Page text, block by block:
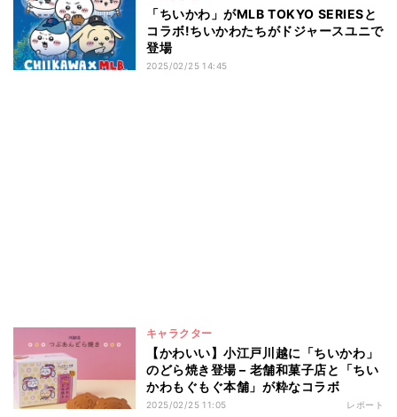
「ちいかわ」がMLB TOKYO SERIESと
コラボ!ちいかわたちがドジャースユニで
登場
2025/02/25 14:45
キャラクター
【かわいい】小江戸川越に「ちいかわ」
のどら焼き登場 – 老舗和菓子店と「ちい
かわもぐもぐ本舗」が粋なコラボ
2025/02/25 11:05 レポート